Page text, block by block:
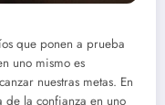
que ponen a prueba
uno mismo es
nuestras metas. En
de la confianza en uno